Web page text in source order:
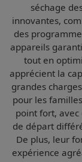
séchage
innovantes,
des
appareils
tout en
apprécient la
grandes
pour les
point fort,
de départ
De plus, leur
expérience